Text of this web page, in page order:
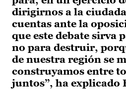
dirigirnos a la
cuentas ante la
que este debate sirva
no para destruir,
de nuestra región se
construyamos entre
juntos”, ha explicado